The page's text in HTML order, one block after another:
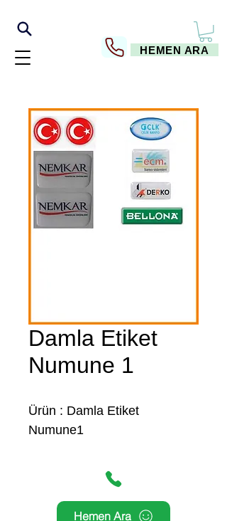
HEMEN ARA
Damla Etiket
Numune 1
Ürün : Damla Etiket
Numune1
Hemen Ara